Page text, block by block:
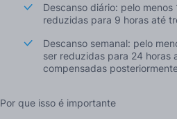
Descanso diário: pelo
reduzidas para 9 horas até
Descanso semanal: pelo
ser reduzidas para 24 horas
compensadas
Por que isso é importante